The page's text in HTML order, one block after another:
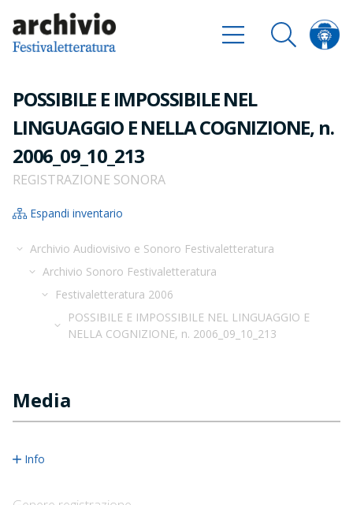
POSSIBILE E IMPOSSIBILE NEL
LINGUAGGIO E NELLA COGNIZIONE, n.
2006_09_10_213
REGISTRAZIONE SONORA
Espandi inventario
Archivio Audiovisivo e Sonoro Festivaletteratura
Archivio Sonoro Festivaletteratura
Festivaletteratura 2006
POSSIBILE E IMPOSSIBILE NEL LINGUAGGIO E
NELLA COGNIZIONE, n. 2006_09_10_213
Media
Info